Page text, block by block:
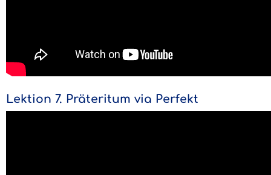
Lektion 7. Präteritum via Perfekt